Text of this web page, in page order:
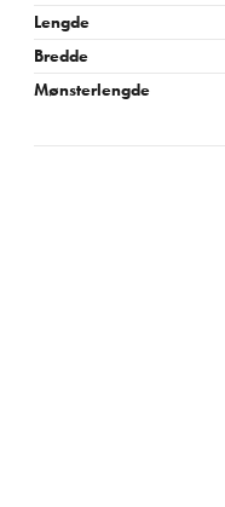
Lengde
Bredde
Mønsterlengde